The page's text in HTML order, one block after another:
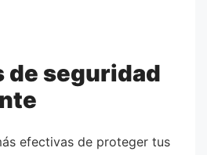
de seguridad
efectivas de proteger tus